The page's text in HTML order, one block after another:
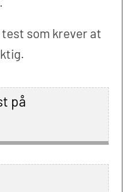
som krever at
på